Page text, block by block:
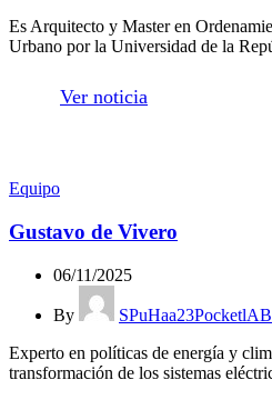
Es Arquitecto y Master en
Urbano por la Universidad de la
Ver noticia
Equipo
Gustavo de Vivero
06/11/2025
By
SPuHaa23PocketlAB
Experto en políticas de energía y
transformación de los sistemas